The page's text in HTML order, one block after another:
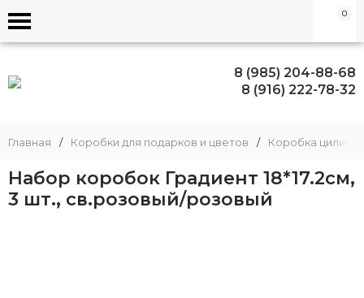
0
8 (985) 204-88-68
8 (916) 222-78-32
Главная / Коробки для подарков и цветов / Коробка
Набор коробок Градиент 18*17.2см,
3 шт., св.розовый/розовый